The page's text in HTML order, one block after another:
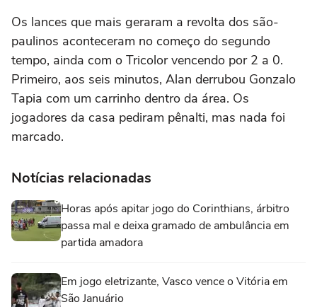
Os lances que mais geraram a revolta dos são-
paulinos aconteceram no começo do segundo
tempo, ainda com o Tricolor vencendo por 2 a 0.
Primeiro, aos seis minutos, Alan derrubou Gonzalo
Tapia com um carrinho dentro da área. Os
jogadores da casa pediram pênalti, mas nada foi
marcado.
Notícias relacionadas
Horas após apitar jogo do Corinthians, árbitro
passa mal e deixa gramado de ambulância em
partida amadora
Em jogo eletrizante, Vasco vence o Vitória em
São Januário